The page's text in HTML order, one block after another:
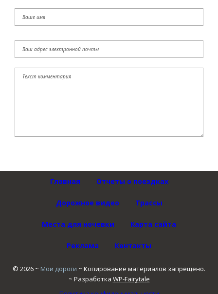
Главная Отчеты о поездках
Дорожное видео Трассы
Места для ночевки Карта сайта
Реклама Контакты
© 2026 ~ Мои дороги ~ Копирование материалов запрещено.
~ Разработка WP-Fairytale